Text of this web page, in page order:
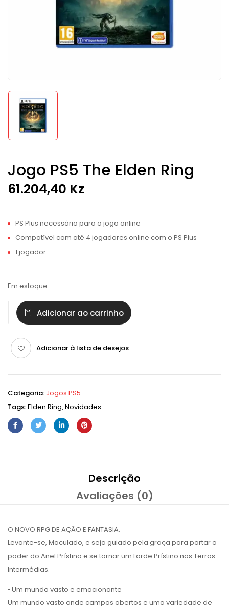
Jogo PS5 The Elden Ring
61.204,40 Kz
PS Plus necessário para o jogo online
Compatível com até 4 jogadores online com o PS Plus
1 jogador
Em estoque
Adicionar ao carrinho
Adicionar à lista de desejos
Categoria: Jogos PS5
Tags:Elden Ring,Novidades
Descrição
Avaliações (0)
O NOVO RPG DE AÇÃO E FANTASIA.
Levante-se, Maculado, e seja guiado pela graça para portar o
poder do Anel Prístino e se tornar um Lorde Prístino nas Terras
Intermédias.
• Um mundo vasto e emocionante
Um mundo vasto onde campos abertos e uma variedade de